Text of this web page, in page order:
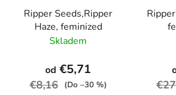
Ripper Seeds,Ripper
Haze, feminized
Skladem
od €5,71
€8,16 (Do –30 %)